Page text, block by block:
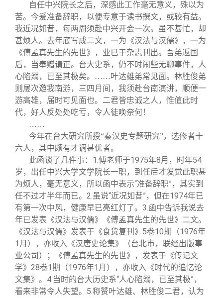
自任中兴院长之后，深感此工作毫无意义，殊以为
苦。今爰准备辞职，以便专意于读书撰文，或较有益。
我近况如昔，每两周须赴中兴开会一次。虽不甚忙，却
甚烦人。去年底写成二文，一为《汉法与汉儒》，一为
《傅孟真先生的先世》，业已于杂志刊出。吾弟返国
后，当奉赠请正。台大史系，仍不时闹些无聊事件，人
心陷溺，已至其极矣。……叶达雄弟常见面。林胜俊弟
则屡次邀我南游，三四月间，我须赴台南演讲，顺便一
游高雄，届时可见面也。二君皆忠诚之人，惟值此时
代，好人反处处吃亏，令人徒唤奈何！
……
今年在台大研究所授“秦汉史专题研究”，选修者十
六人，其中颇有才调甚优者。
此函谈了几件事：1.傅老师于1975年8月，时年54
岁，出任中兴大学文学院长一职，到任后才发觉此职甚
为烦人，毫无意义，所以函中表示“准备辞职”，其实到
任不过才半年而已。2.虽说“近况如昔”，但在1974年已
有第一次中风，健康早已亮红灯了。3.函中告诉我说去
年已发表《汉法与汉儒》《傅孟真先生的先世》二文。
《汉法与汉儒》发表于《食货复刊》5卷10期（1976年
1月），亦收入《汉唐史论集》（台北市，联经出版事
业公司）；《傅孟真先生的先世》，发表于《传记文
学》28卷1期（1976年1月），亦收入《时代的追忆论
文集》。4.当时的台大历史系“人心陷溺，已至其极”，
看来非常令人失望。5.称赞叶达雄、林胜俊二君，认为